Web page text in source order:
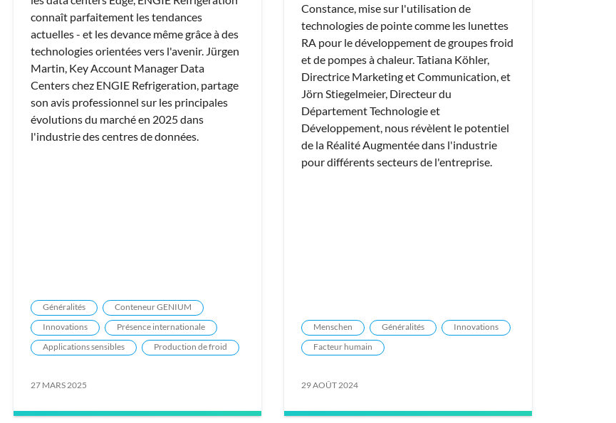
connaît parfaitement les tendances
actuelles - et les devance même grâce à des
technologies orientées vers l'avenir. Jürgen
Martin, Key Account Manager Data
Centers chez ENGIE Refrigeration, partage
son avis professionnel sur les principales
évolutions du marché en 2025 dans
l'industrie des centres de données.
Généralités
Conteneur GENIUM
Innovations
Présence internationale
Applications sensibles
Production de froid
27 MARS 2025
Constance, mise sur l'utilisation de
technologies de pointe comme les lunettes
RA pour le développement de groupes froid
et de pompes à chaleur. Tatiana Köhler,
Directrice Marketing et Communication, et
Jörn Stiegelmeier, Directeur du
Département Technologie et
Développement, nous révèlent le potentiel
de la Réalité Augmentée dans l'industrie
pour différents secteurs de l'entreprise.
Menschen Généralités
Innovations
Facteur humain
29 AOÛT 2024